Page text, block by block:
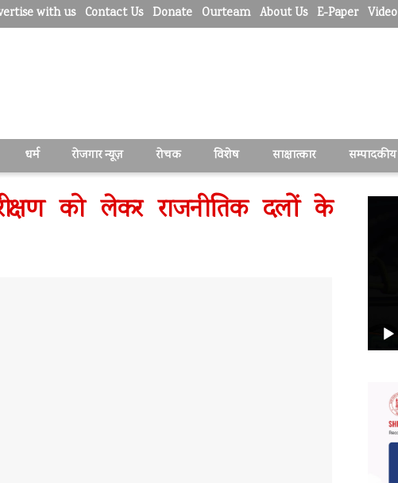
with us Contact Us Donate Ourteam About Us E-Paper Video
धर्म रोजगार न्यूज़ रोचक विशेष साक्षात्कार सम्पादकीय
को लेकर राजनीतिक दलों के